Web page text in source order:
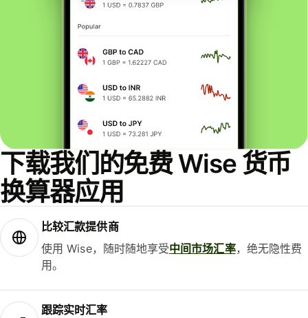
下载我们的免费 Wise 货币
换算器应用
比较汇款提供商
使用 Wise，随时随地享受中间市场汇率，绝无隐性费
用。
跟踪实时汇率